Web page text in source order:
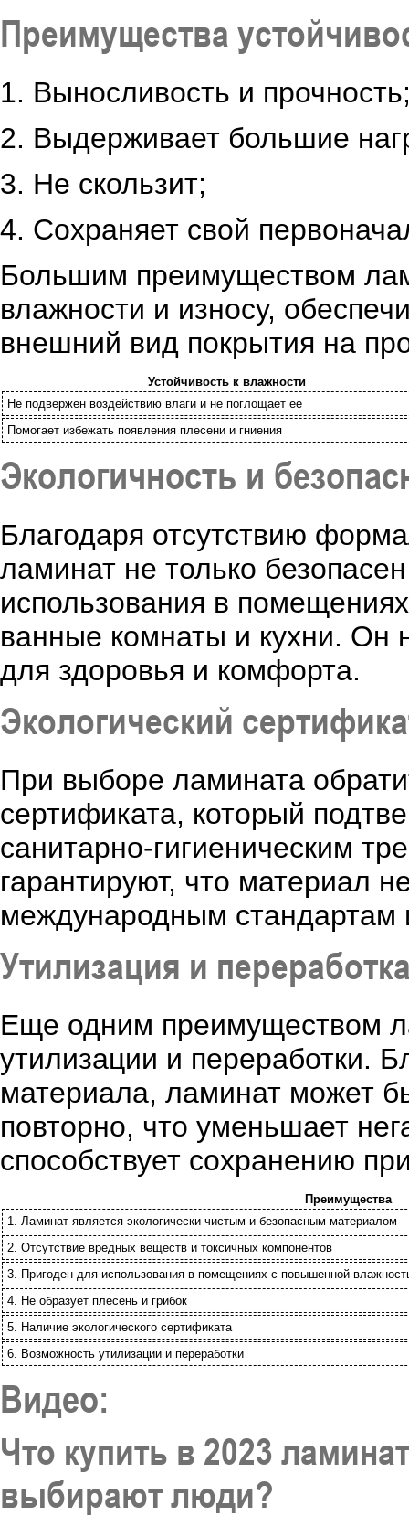
Преимущества
1. Выносливость и
2. Выдерживает большие
3. Не скользит;
4. Сохраняет свой
Большим преимуществом
влажности и износу,
внешний вид покрытия на
Устойчивость к влажности
Не подвержен воздействию влаги и не поглощает ее
Помогает избежать появления плесени и гниения
Экологичность и
Благодаря отсутствию
ламинат не только
использования в
ванные комнаты и кухни. Он
для здоровья и комфорта.
Экологический
При выборе ламината
сертификата, который
санитарно-гигиеническим
гарантируют, что материал
международным стандартам
Утилизация и
Еще одним преимуществом
утилизации и переработки.
материала, ламинат может
повторно, что уменьшает
способствует сохранению
Преимущества
1. Ламинат является экологически чистым и безопасным материалом
2. Отсутствие вредных веществ и токсичных компонентов
3. Пригоден для использования в помещениях с повышенной
4. Не образует плесень и грибок
5. Наличие экологического сертификата
6. Возможность утилизации и переработки
Видео:
Что купить в 2023
выбирают люди?